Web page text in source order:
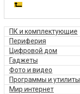
ПК и комплектующие
Периферия
Цифровой дом
Гаджеты
Фото и видео
Программы и утилиты
Мир интернет